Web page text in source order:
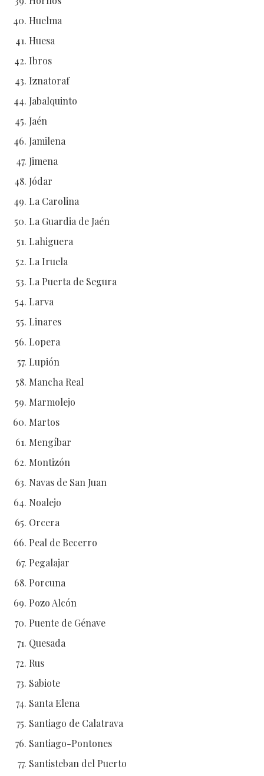
Huelma
Huesa
Ibros
Iznatoraf
Jabalquinto
Jaén
Jamilena
Jimena
Jódar
La Carolina
La Guardia de Jaén
Lahiguera
La Iruela
La Puerta de Segura
Larva
Linares
Lopera
Lupión
Mancha Real
Marmolejo
Martos
Mengíbar
Montizón
Navas de San Juan
Noalejo
Orcera
Peal de Becerro
Pegalajar
Porcuna
Pozo Alcón
Puente de Génave
Quesada
Rus
Sabiote
Santa Elena
Santiago de Calatrava
Santiago-Pontones
Santisteban del Puerto